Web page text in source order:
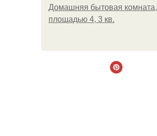
Домашняя бытовая комната,
площадью 4, 3 кв.